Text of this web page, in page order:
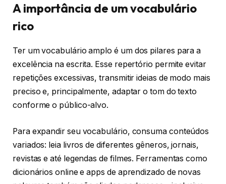
A importância de um vocabulário
rico
Ter um vocabulário amplo é um dos pilares para a
excelência na escrita. Esse repertório permite evitar
repetições excessivas, transmitir ideias de modo mais
preciso e, principalmente, adaptar o tom do texto
conforme o público-alvo.
Para expandir seu vocabulário, consuma conteúdos
variados: leia livros de diferentes gêneros, jornais,
revistas e até legendas de filmes. Ferramentas como
dicionários online e apps de aprendizado de novas